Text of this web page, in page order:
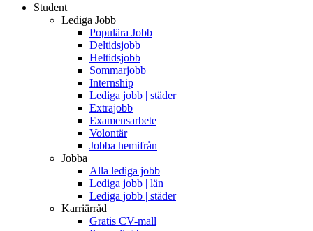
Student
Lediga Jobb
Populära Jobb
Deltidsjobb
Heltidsjobb
Sommarjobb
Internship
Lediga jobb | städer
Extrajobb
Examensarbete
Volontär
Jobba hemifrån
Jobba
Alla lediga jobb
Lediga jobb | län
Lediga jobb | städer
Karriärråd
Gratis CV-mall